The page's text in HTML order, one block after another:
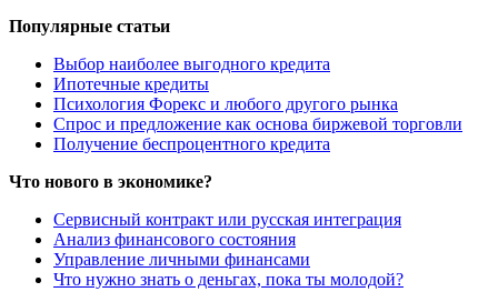
Популярные статьи
Выбор наиболее выгодного кредита
Ипотечные кредиты
Психология Форекс и любого другого рынка
Спрос и предложение как основа биржевой торговли
Получение беспроцентного кредита
Что нового в экономике?
Сервисный контракт или русская интеграция
Анализ финансового состояния
Управление личными финансами
Что нужно знать о деньгах, пока ты молодой?